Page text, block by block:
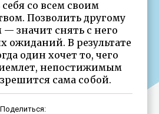
со всем своим
Позволить другому
значит снять с него
ожиданий. В результате
один хочет то, чего
непостижимым
сама собой.
Поделиться: